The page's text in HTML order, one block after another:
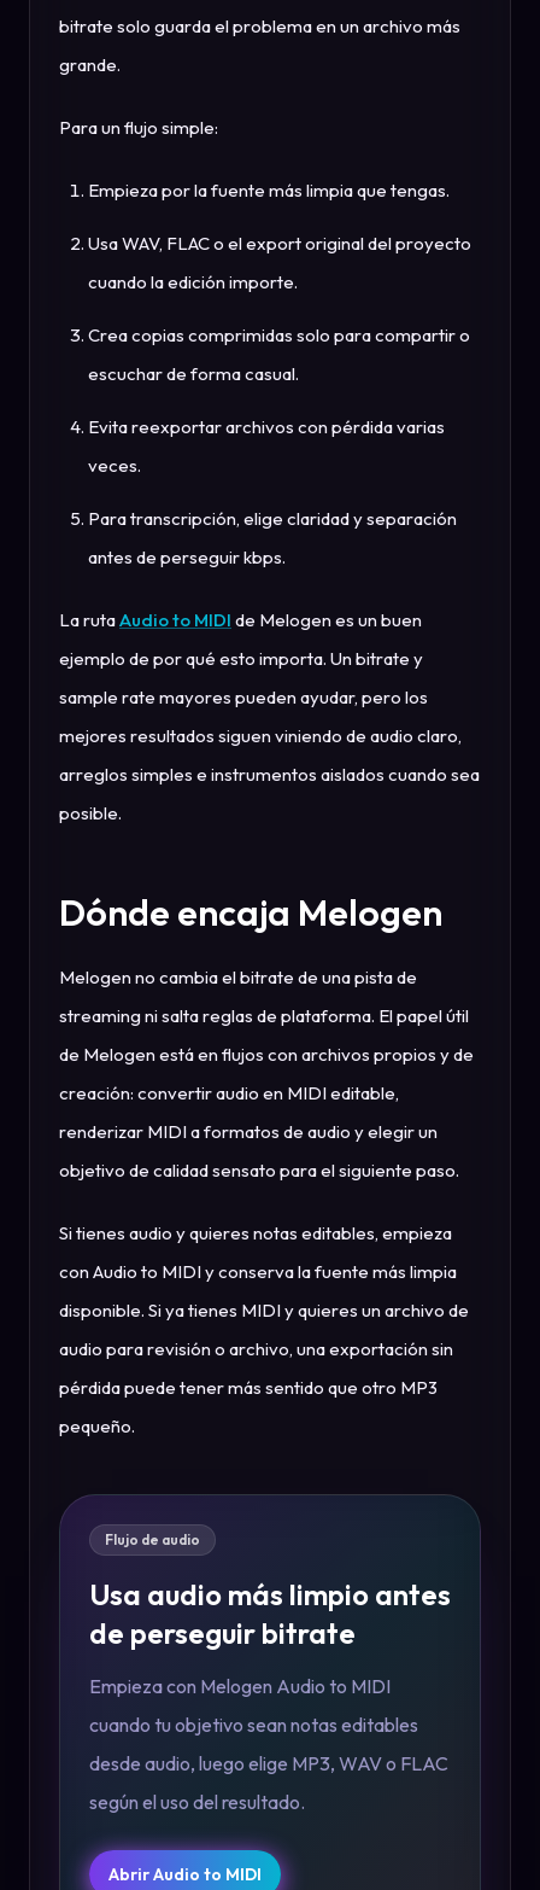
bitrate solo guarda el problema en un archivo más
grande.
Para un flujo simple:
Empieza por la fuente más limpia que tengas.
Usa WAV, FLAC o el export original del proyecto
cuando la edición importe.
Crea copias comprimidas solo para compartir o
escuchar de forma casual.
Evita reexportar archivos con pérdida varias
veces.
Para transcripción, elige claridad y separación
antes de perseguir kbps.
La rutaAudio to MIDI de Melogen es un buen
ejemplo de por qué esto importa. Un bitrate y
sample rate mayores pueden ayudar, pero los
mejores resultados siguen viniendo de audio claro,
arreglos simples e instrumentos aislados cuando sea
posible.
Dónde encaja Melogen
Melogen no cambia el bitrate de una pista de
streaming ni salta reglas de plataforma. El papel útil
de Melogen está en flujos con archivos propios y de
creación: convertir audio en MIDI editable,
renderizar MIDI a formatos de audio y elegir un
objetivo de calidad sensato para el siguiente paso.
Si tienes audio y quieres notas editables, empieza
con Audio to MIDI y conserva la fuente más limpia
disponible. Si ya tienes MIDI y quieres un archivo de
audio para revisión o archivo, una exportación sin
pérdida puede tener más sentido que otro MP3
pequeño.
Flujo de audio
Usa audio más limpio antes
de perseguir bitrate
Empieza con Melogen Audio to MIDI
cuando tu objetivo sean notas editables
desde audio, luego elige MP3, WAV o FLAC
según el uso del resultado.
Abrir Audio to MIDI